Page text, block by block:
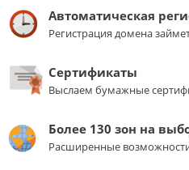
Автоматическая
Регистрация домена
Сертификаты
Выслаем бумажные
Более 130 зон на
Расширенные